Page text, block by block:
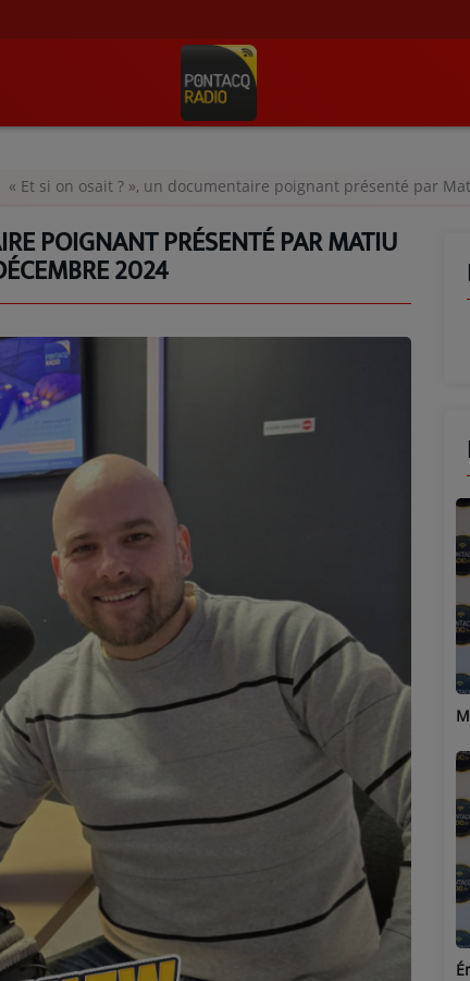
« Et si on osait ? », un documentaire poignant présenté par
POIGNANT PRÉSENTÉ PAR MATIU
2024
Marion